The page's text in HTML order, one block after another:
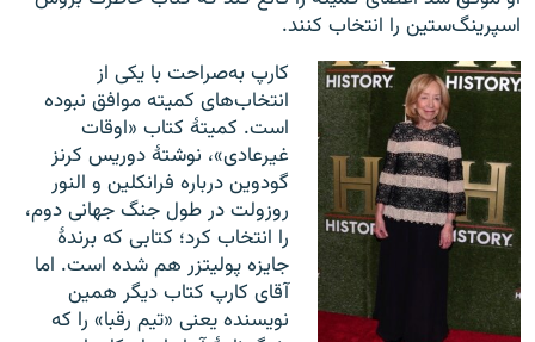
اسپرینگ‌ستین را انتخاب کنند.
کارپ به‌صراحت با یکی از
انتخاب‌های کمیته موافق نبوده
است. کمیتهٔ کتاب «اوقات
غیرعادی»، نوشتهٔ دوریس کرنز
گودوین درباره فرانکلین و النور
روزولت در طول جنگ جهانی دوم،
را انتخاب کرد؛‌ کتابی که برندهٔ
جایزه پولیتزر هم شده است. اما
آقای کارپ کتاب دیگر همین
نویسنده یعنی «تیم رقبا» را که